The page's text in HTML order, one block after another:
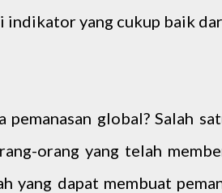
yang cukup baik
global? Salah
orang yang telah
yang dapat membuat